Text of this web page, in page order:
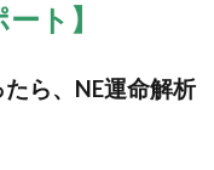
ト】
ら、NE運命解析